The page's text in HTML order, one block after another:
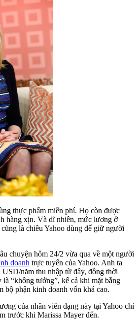
thực phẩm miễn phí. Họ còn được
hàng xịn. Và dĩ nhiên, mức lương ở
là chiêu Yahoo dùng để giữ người
chuyện hôm 24/2 vừa qua về một người
doanh trực tuyến của Yahoo. Anh ta
năm thu nhập từ đây, đồng thời
“không tưởng”, kể cả khi mặt bằng
bộ phận kinh doanh vốn khá cao.
của nhân viên dạng này tại Yahoo chỉ
trước khi Marissa Mayer đến.